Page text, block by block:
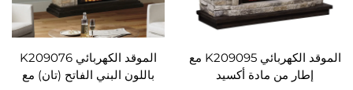
الموقد الكهربائي K209095 مع
من مادة أكسيد
الموقد الكهربائي K209076
باللون البني الفاتح (تان) مع